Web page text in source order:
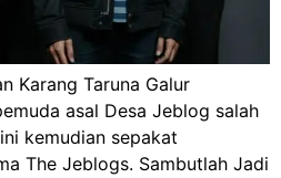
Karang Taruna Galur
asal Desa Jeblog salah
kemudian sepakat
The Jeblogs. Sambutlah Jadi